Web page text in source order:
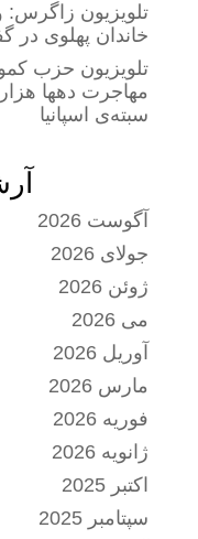
تلویزیون زاگرس:
خاندان پهلوی در
تلویزیون حزب
مهاجرت دهها
سبته‌ی اسپانیا
آگوست 2026
جولای 2026
ژوئن 2026
می 2026
آوریل 2026
مارس 2026
فوریه 2026
ژانویه 2026
اکتبر 2025
سپتامبر 2025